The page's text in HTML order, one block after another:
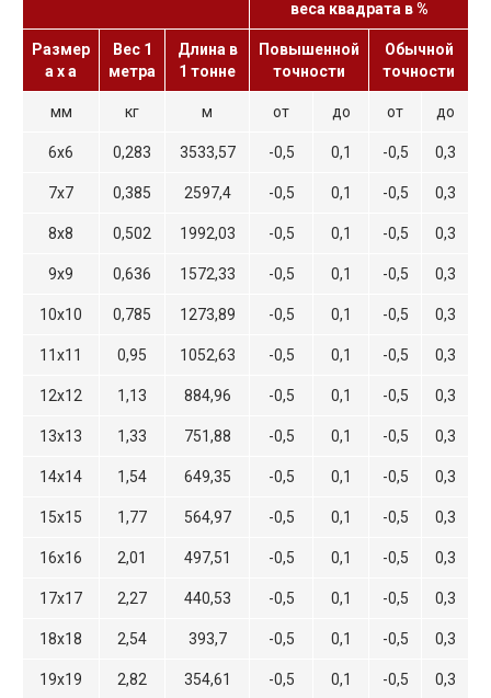
веса квадрата в %
Размер
а х а
Вес 1
метра
Длина в
1 тонне
Повышенной
точности
Обычной
точности
мм кг м от до от до
6х6 0,283 3533,57 -0,5 0,1 -0,5 0,3
7х7 0,385 2597,4 -0,5 0,1 -0,5 0,3
8х8 0,502 1992,03 -0,5 0,1 -0,5 0,3
9х9 0,636 1572,33 -0,5 0,1 -0,5 0,3
10х10 0,785 1273,89 -0,5 0,1 -0,5 0,3
11х11 0,95 1052,63 -0,5 0,1 -0,5 0,3
12х12 1,13 884,96 -0,5 0,1 -0,5 0,3
13х13 1,33 751,88 -0,5 0,1 -0,5 0,3
14х14 1,54 649,35 -0,5 0,1 -0,5 0,3
15х15 1,77 564,97 -0,5 0,1 -0,5 0,3
16х16 2,01 497,51 -0,5 0,1 -0,5 0,3
17х17 2,27 440,53 -0,5 0,1 -0,5 0,3
18х18 2,54 393,7 -0,5 0,1 -0,5 0,3
19х19 2,82 354,61 -0,5 0,1 -0,5 0,3